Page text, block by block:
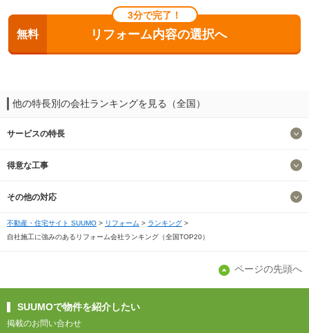
無料
3分で完了！
リフォーム内容の選択へ
他の特長別の会社ランキングを見る（全国）
サービスの特長
得意な工事
その他の対応
不動産・住宅サイト SUUMO リフォーム
ランキング
自社施工に強みのあるリフォーム会社ランキング（全国TOP20）
ページの先頭へ
SUUMOで物件を紹介したい
掲載のお問い合わせ